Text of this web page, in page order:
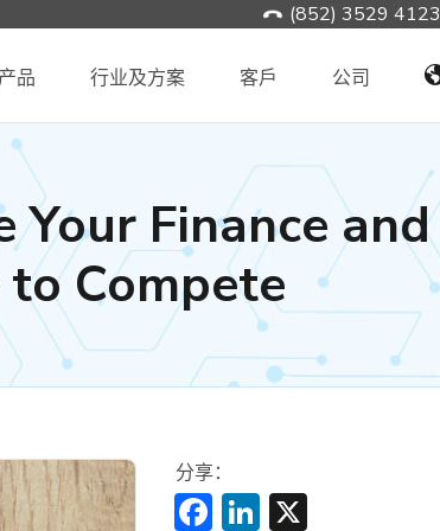
(852) 3529 4123
品 行业及方案 客戶 公司
Finance and
Compete
分享：
Facebook
LinkedIn